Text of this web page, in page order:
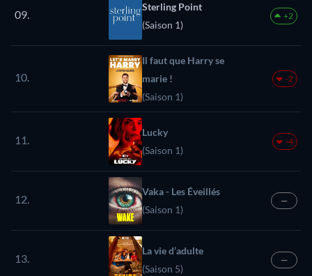
09.
Sterling Point
(Saison 1)
+2
10.
Il faut que Harry se
marie !
(Saison 1)
-2
11.
Lucky
(Saison 1)
-4
12.
Vaka - Les Éveillés
(Saison 1)
—
13.
La vie d’adulte
(Saison 5)
—